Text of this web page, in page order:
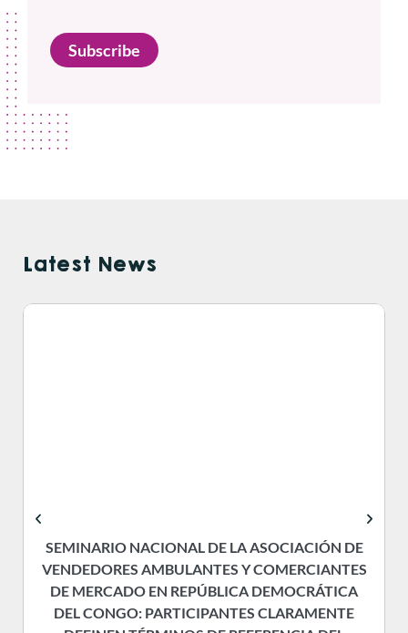
Subscribe
Latest News
SEMINARIO NACIONAL DE LA ASOCIACIÓN DE
VENDEDORES AMBULANTES Y COMERCIANTES
DE MERCADO EN REPÚBLICA DEMOCRÁTICA
DEL CONGO: PARTICIPANTES CLARAMENTE